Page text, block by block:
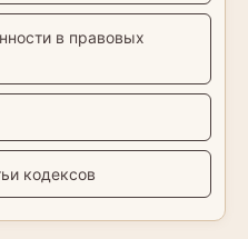
в правовых
кодексов